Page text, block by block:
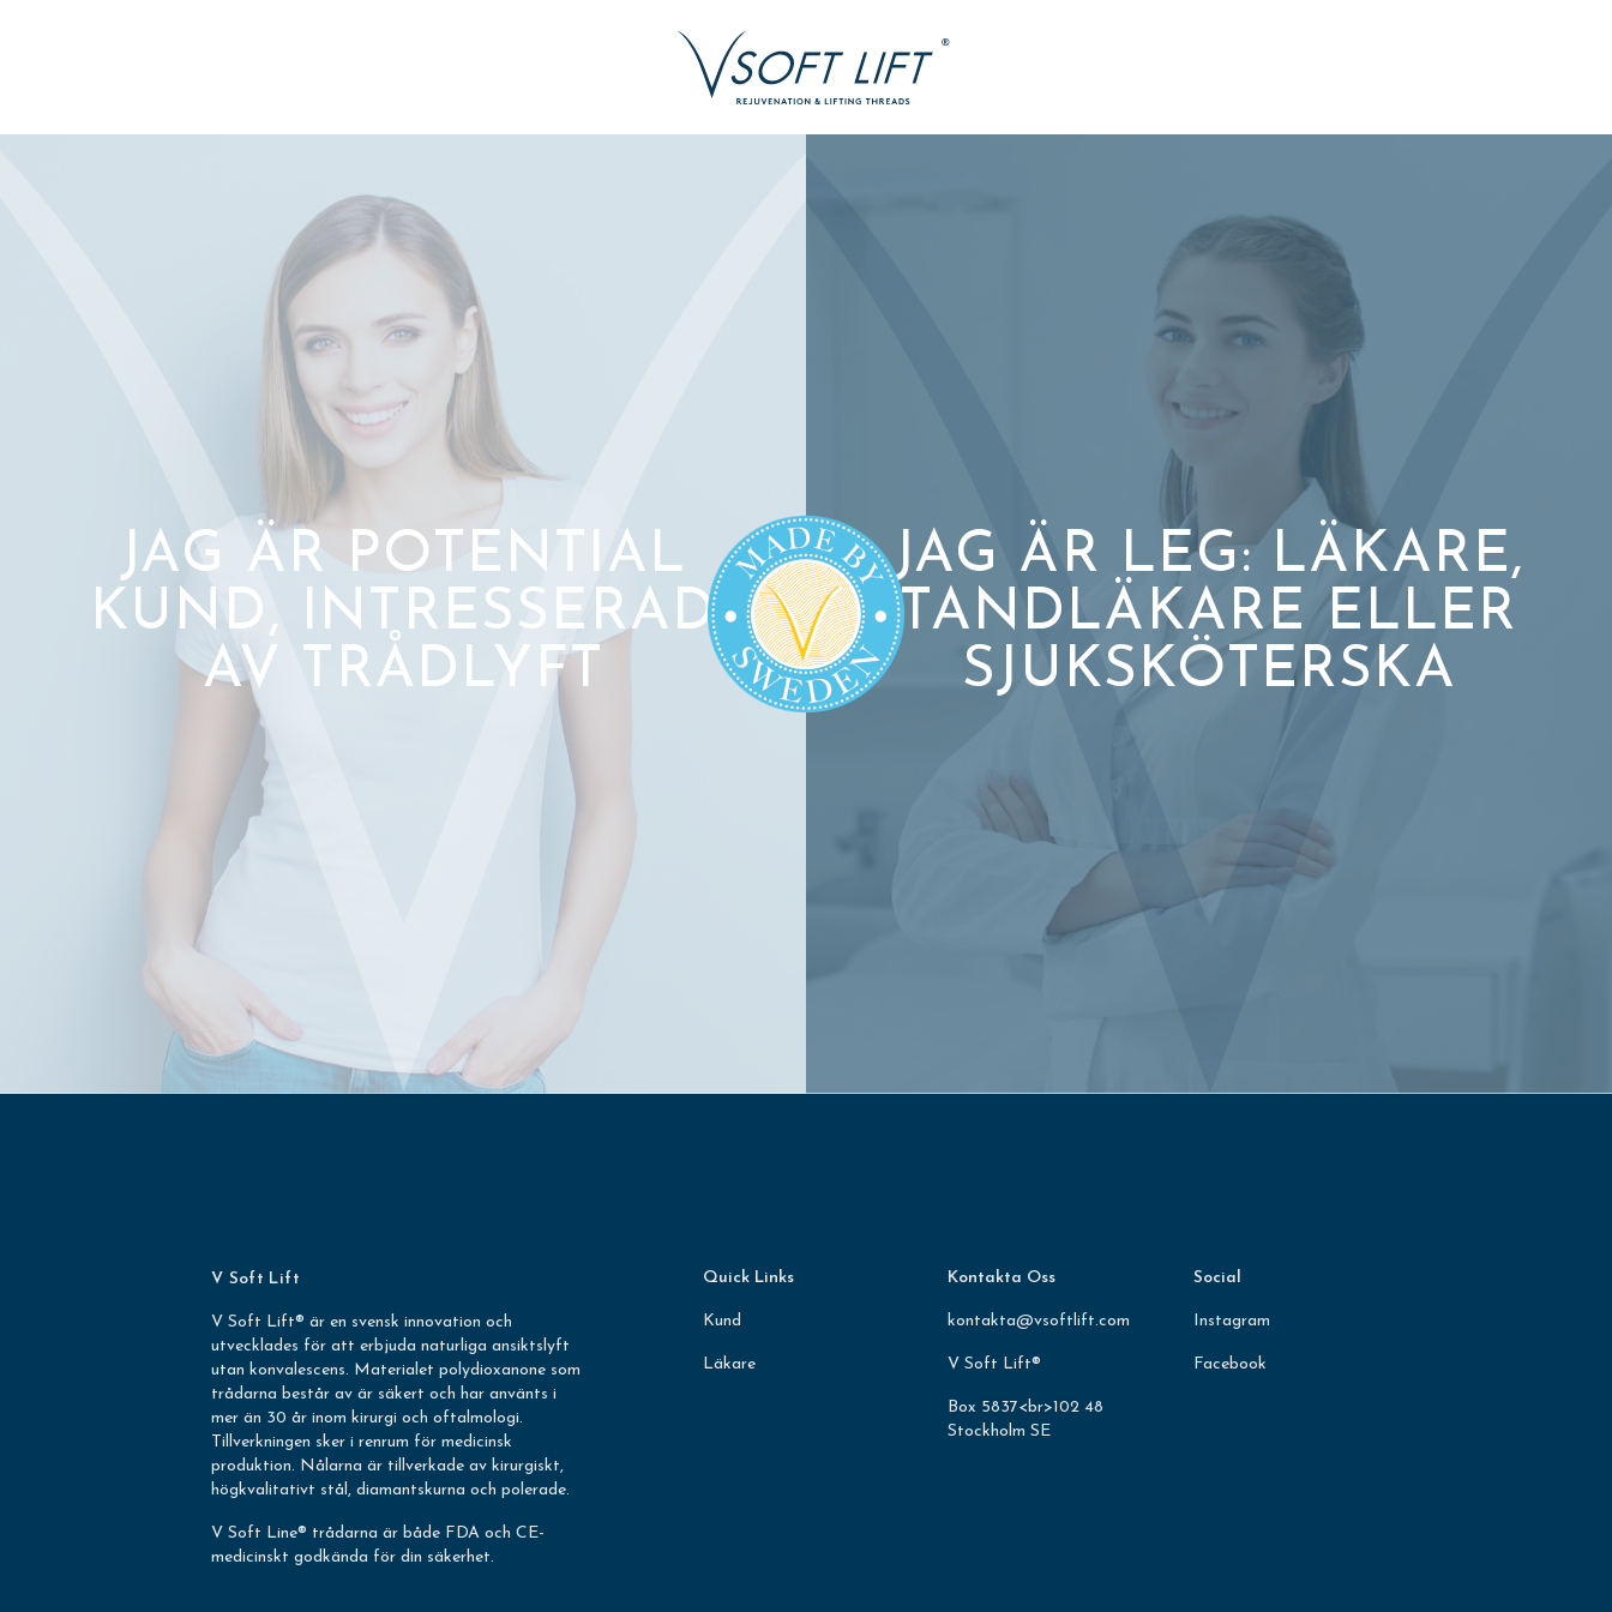
JAG ÄR POTENTIAL
KUND, INTRESSERAD
AV TRÅDLYFT
JAG ÄR LEG: LÄKARE,
TANDLÄKARE ELLER
SJUKSKÖTERSKA
V Soft Lift
V Soft Lift® är en svensk innovation och
utvecklades för att erbjuda naturliga ansiktslyft
utan konvalescens. Materialet polydioxanone som
trådarna består av är säkert och har använts i
mer än 30 år inom kirurgi och oftalmologi.
Tillverkningen sker i renrum för medicinsk
produktion. Nålarna är tillverkade av kirurgiskt,
högkvalitativt stål, diamantskurna och polerade.
V Soft Line® trådarna är både FDA och CE-
medicinskt godkända för din säkerhet.
Quick Links
Kund
Läkare
Kontakta Oss
kontakta@vsoftlift.com
V Soft Lift®
Box 5837<br>102 48
Stockholm SE
Social
Instagram
Facebook